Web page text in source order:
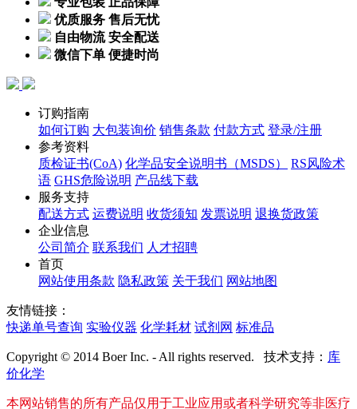
优质服务 售后无忧
自由物流 安全配送
微信下单 便捷时尚
订购指南
如何订购 大包装询价 销售条款 付款方式 登录/注册
参考资料
质检证书(CoA) 化学品安全说明书（MSDS）
RS风险术
语 GHS危险说明 产品线下载
服务支持
配送方式 运费说明 收货须知 发票说明 退换货政策
企业信息
公司简介 联系我们 人才招聘
首页
网站使用条款 隐私政策 关于我们 网站地图
友情链接：
快递单号查询 实验仪器 化学耗材 试剂网 标准品
Copyright © 2014 Boer Inc. - All rights reserved. 技术支持： 库
价化学
本网站销售的所有产品仅用于工业应用或者科学研究等非医疗